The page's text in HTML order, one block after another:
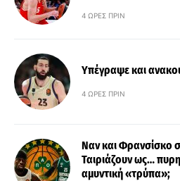
4 ΏΡΕΣ ΠΡΙΝ
Υπέγραψε και
4 ΏΡΕΣ ΠΡΙΝ
Ναν και Φρανσίσκο
Ταιριάζουν ως…
αμυντική «τρύπα»;